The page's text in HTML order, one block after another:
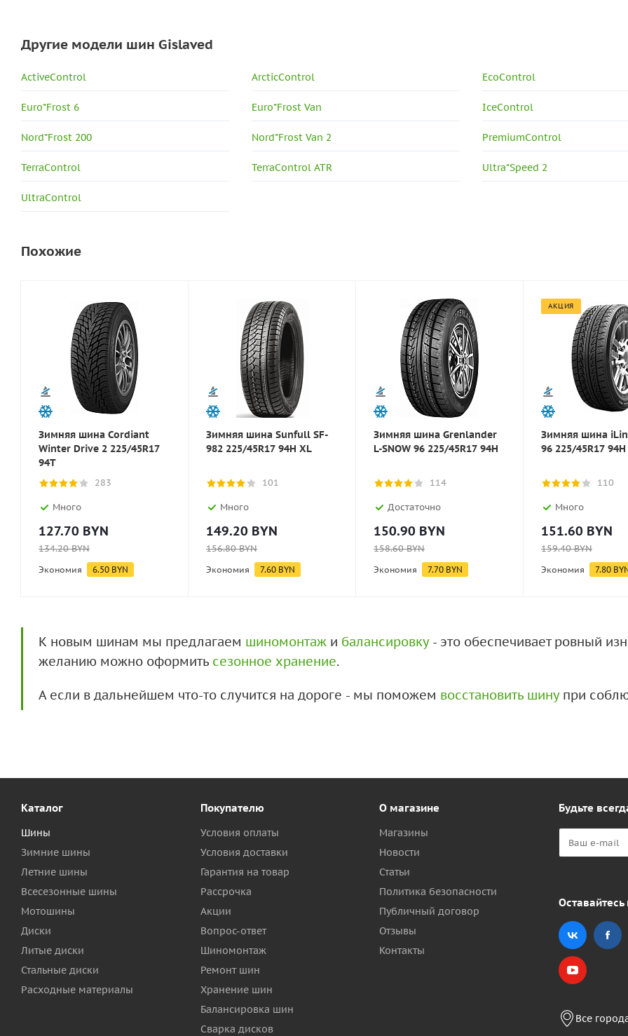
Другие модели шин Gislaved
ActiveControl ArcticControl EcoControl
Euro*Frost 6 Euro*Frost Van IceControl
Nord*Frost 200 Nord*Frost Van 2 PremiumControl
TerraControl TerraControl ATR Ultra*Speed 2
UltraControl
Похожие
Зимняя шина Cordiant
Winter Drive 2 225/45R17
94T
283
Много
127.70 BYN
134.20BYN
Экономия 6.50 BYN
Зимняя шина Sunfull SF-
982 225/45R17 94H XL
101
Много
149.20 BYN
156.80BYN
Экономия 7.60 BYN
Зимняя шина Grenlander
L-SNOW 96 225/45R17 94H
114
Достаточно
150.90 BYN
158.60BYN
Экономия 7.70 BYN
АКЦИЯ
Зимняя шина
96 225/45R17
110
Много
151.60 BYN
159.40BYN
Экономия 7.80
К новым шинам мы предлагаем шиномонтаж и балансировку- это обеспечивает ровный
желанию можно оформить сезонное хранение.
А если в дальнейшем что-то случится на дороге - мы поможем восстановить шинупри
Каталог
Шины
Зимние шины
Летние шины
Всесезонные шины
Мотошины
Диски
Литые диски
Стальные диски
Расходные материалы
Покупателю
Условия оплаты
Условия доставки
Гарантия на товар
Рассрочка
Акции
Вопрос-ответ
Шиномонтаж
Ремонт шин
Хранение шин
Балансировка шин
Сварка дисков
О магазине
Магазины
Новости
Статьи
Политика безопасности
Публичный договор
Отзывы
Контакты
Будьте
Оставайтесь
Все